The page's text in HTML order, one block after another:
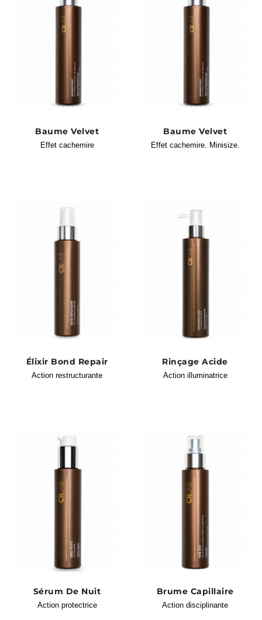
Baume Velvet
Effet cachemire
Baume Velvet
Effet cachemire. Minisize.
Élixir Bond Repair
Action restructurante
Rinçage Acide
Action illuminatrice
Sérum De Nuit
Action protectrice
Brume Capillaire
Action disciplinante